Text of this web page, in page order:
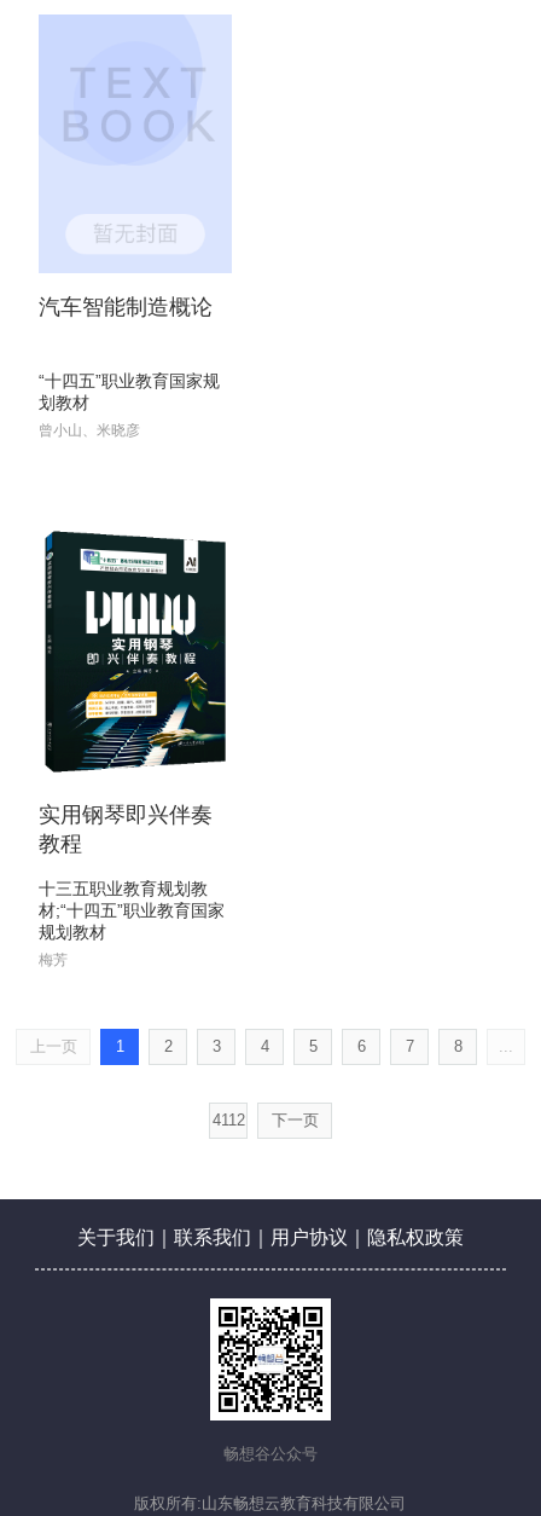
汽车智能制造概论
“十四五”职业教育国家规
划教材
曾小山、米晓彦
实用钢琴即兴伴奏
教程
十三五职业教育规划教
材;“十四五”职业教育国家
规划教材
梅芳
上一页 1 2 3 4 5 6 7 8
4112 下一页
关于我们 联系我们 用户协议 隐私权政策
畅想谷公众号
版权所有:山东畅想云教育科技有限公司